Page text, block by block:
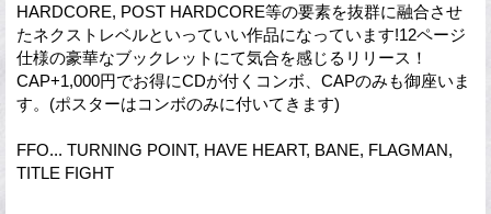
HARDCORE, POST HARDCORE等の要素を抜群に融合させ
たネクストレベルといっていい作品になっています!12ページ
仕様の豪華なブックレットにて気合を感じるリリース！
CAP+1,000円でお得にCDが付くコンボ、CAPのみも御座いま
す。(ポスターはコンボのみに付いてきます)
FFO... TURNING POINT, HAVE HEART, BANE, FLAGMAN,
TITLE FIGHT